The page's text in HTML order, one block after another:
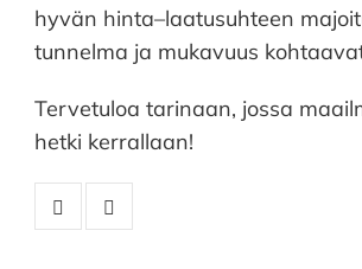
hyvän hinta–laatusuhteen
tunnelma ja mukavuus
Tervetuloa tarinaan, jossa
hetki kerrallaan!